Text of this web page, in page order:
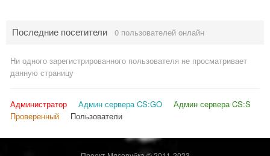
Последние посетители 0 пользователей онлайн
Ни одного зарегистрированного пользователя не просматривает
данную страницу
Администратор Админ сервера CS:GO
Админ сервера CS:S
Проверенный
Пользователи